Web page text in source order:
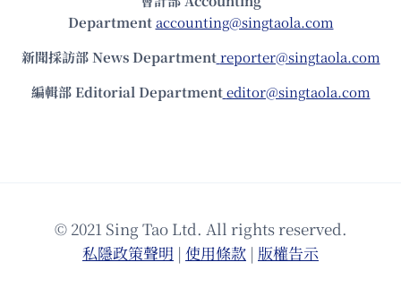
Department accounting@singtaola.com
新聞採訪部 News Department reporter@singtaola.com
編輯部 Editorial Department editor@singtaola.com
© 2021 Sing Tao Ltd. All rights reserved.
私隱政策聲明 | 使⽤條款 | 版權告⽰